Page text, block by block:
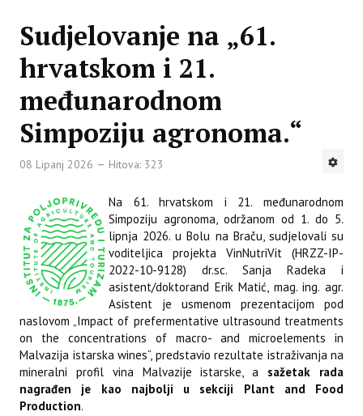
Sudjelovanje na „61.
hrvatskom i 21.
međunarodnom
Simpoziju agronoma.“
08 Lipanj 2026 Hitova: 323
Na 61. hrvatskom i 21. međunarodnom
Simpoziju agronoma, održanom od 1. do 5.
lipnja 2026. u Bolu na Braču, sudjelovali su
voditeljica projekta VinNutriVit (HRZZ-IP-
2022-10-9128) dr.sc. Sanja Radeka i
asistent/doktorand Erik Matić, mag. ing. agr.
Asistent je usmenom prezentacijom pod
naslovom „Impact of prefermentative ultrasound treatments
on the concentrations of macro- and microelements in
Malvazija istarska wines“, predstavio rezultate istraživanja na
mineralni profil vina Malvazije istarske, a sažetak rada
nagrađen je kao najbolji u sekciji Plant and Food
Production.